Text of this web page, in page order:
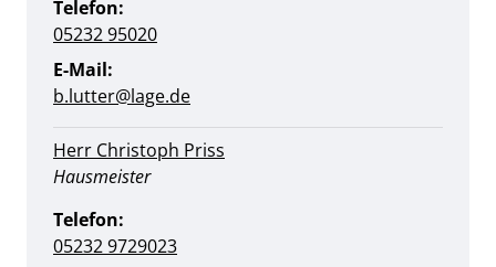
Telefon:
05232 95020
E-Mail:
b.lutter@lage.de
Herr Christoph Priss
Position:
Hausmeister
Telefon:
05232 9729023